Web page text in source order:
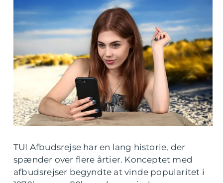
TUI Afbudsrejse har en lang historie, der
spænder over flere årtier. Konceptet med
afbudsrejser begyndte at vinde popularitet i